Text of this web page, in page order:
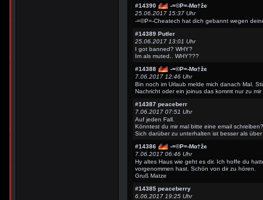
#14390
-=©P=-Мα†žє
25.06.2017 15:37 Uhr
-=©P=-Cheatech hat dich gebannt wegen
#14389 Putler
25.06.2017 13:01 Uhr
I got banned? WHY?
Im als muted.. WHY???
#14388
-=©P=-Мα†žє
7.06.2017 12:46 Uhr
Bin noch im Urlaub melde mich danach Mal.
Nachricht oder ein joinus das kommt nur zu mir
#14387 peaceberr
7.06.2017 07:51 Uhr
Auf jeden Fall.
Könntest du mir mal bitte eine email schreiben?
Sich darüber zu unterhalten ist besser als
#14386
-=©P=-Мα†žє
7.06.2017 06:46 Uhr
Hy altes Haus wie geht es dir. Ich hoffe du
vorgenommen hast. Schön von dir zu hören.
Gruß Matze
#14385 peaceberry
6.06.2017 19:25 Uhr